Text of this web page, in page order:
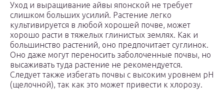
Уход и выращивание айвы японской не требует
слишком больших усилий. Растение легко
культивируется в любой хорошей почве, может
хорошо расти в тяжелых глинистых землях. Как и
большинство растений, оно предпочитает суглинок.
Оно даже могут переносить заболоченные почвы, но
высаживать туда растение не рекомендуется.
Следует также избегать почвы с высоким уровнем рН
(щелочной), так как это может привести к хлорозу.